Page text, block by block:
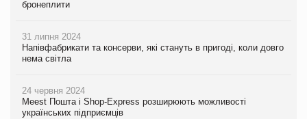
бронеплити
31 липня 2024
Напівфабрикати та консерви, які стануть в пригоді, коли довго
нема світла
24 червня 2024
Meest Пошта і Shop-Express розширюють можливості
українських підприємців